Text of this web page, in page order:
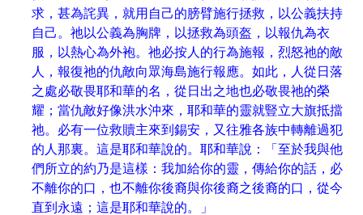
求，甚為詫異，就用自己的膀臂施行拯救，以公義扶持
自己。祂以公義為胸牌，以拯救為頭盔，以報仇為衣
服，以熱心為外袍。祂必按人的行為施報，烈怒祂的敵
人，報復祂的仇敵向眾海島施行報應。如此，人從日落
之處必敬畏耶和華的名，從日出之地也必敬畏祂的榮
耀；當仇敵好像洪水沖來，耶和華的靈就豎立大旗抵擋
祂。必有一位救贖主來到錫安，又往雅各族中轉離過犯
的人那裏。這是耶和華說的。耶和華說：「至於我與他
們所立的約乃是這樣：我加給你的靈，傳給你的話，必
不離你的口，也不離你後裔與你後裔之後裔的口，從今
直到永遠；這是耶和華說的。」